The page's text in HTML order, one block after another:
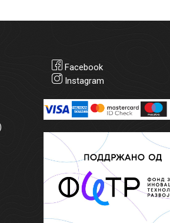
Facebook
Instagram